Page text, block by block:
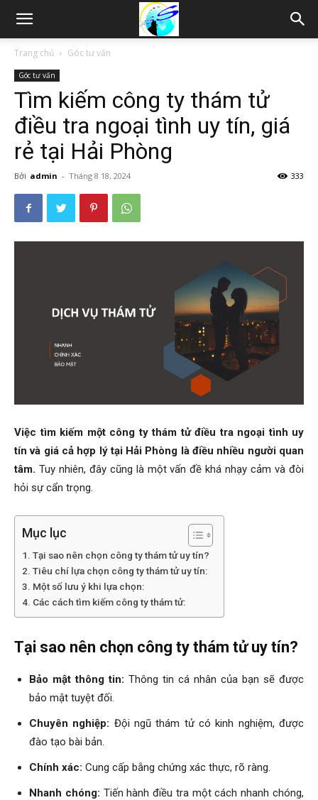
Thám
Phòng,
Phong,
thám
tham
Trang chủ Góc tư vấn
Góc tư vấn
Tìm kiếm công ty thám tử
điều tra ngoại tình uy tín, giá
rẻ tại Hải Phòng
Bởi admin - Tháng 8 18, 2024 333
Việc tìm kiếm một công ty thám tử điều tra ngoại tình uy
tín và giá cả hợp lý tại Hải Phòng là điều nhiều người quan
tâm. Tuy nhiên, đây cũng là một vấn đề khá nhạy cảm và đòi
hỏi sự cẩn trọng.
Mục lục
Tại sao nên chọn công ty thám tử uy tín?
Tiêu chí lựa chọn công ty thám tử uy tín:
Một số lưu ý khi lựa chọn:
Các cách tìm kiếm công ty thám tử:
Tại sao nên chọn công ty thám tử uy tín?
Bảo mật thông tin: Thông tin cá nhân của bạn sẽ được
bảo mật tuyệt đối.
Chuyên nghiệp: Đội ngũ thám tử có kinh nghiệm, được
đào tạo bài bản.
Chính xác: Cung cấp bằng chứng xác thực, rõ ràng.
Nhanh chóng: Tiến hành điều tra một cách nhanh chóng,